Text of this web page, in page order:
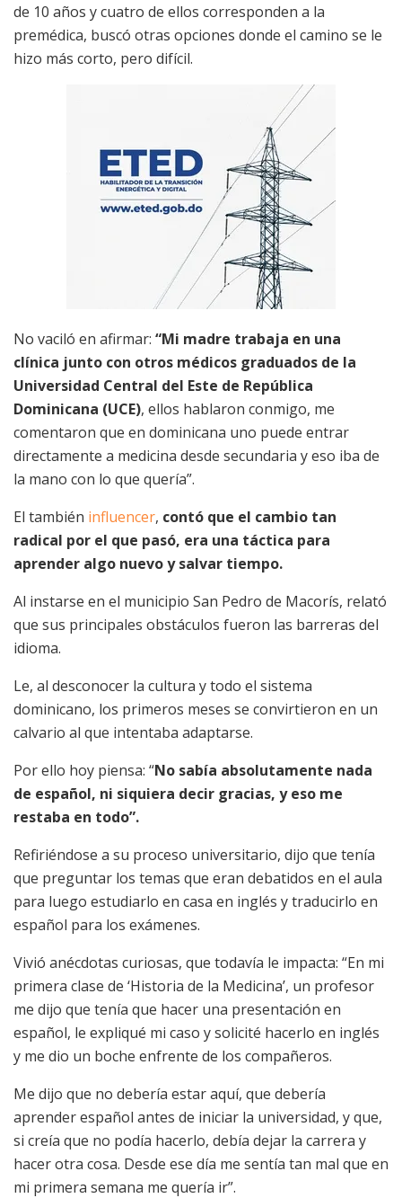
de 10 años y cuatro de ellos corresponden a la
premédica, buscó otras opciones donde el camino se le
hizo más corto, pero difícil.
No vaciló en afirmar: “Mi madre trabaja en una
clínica junto con otros médicos graduados de la
Universidad Central del Este de República
Dominicana (UCE), ellos hablaron conmigo, me
comentaron que en dominicana uno puede entrar
directamente a medicina desde secundaria y eso iba de
la mano con lo que quería”.
El también influencer, contó que el cambio tan
radical por el que pasó, era una táctica para
aprender algo nuevo y salvar tiempo.
Al instarse en el municipio San Pedro de Macorís, relató
que sus principales obstáculos fueron las barreras del
idioma.
Le, al desconocer la cultura y todo el sistema
dominicano, los primeros meses se convirtieron en un
calvario al que intentaba adaptarse.
Por ello hoy piensa: “No sabía absolutamente nada
de español, ni siquiera decir gracias, y eso me
restaba en todo”.
Refiriéndose a su proceso universitario, dijo que tenía
que preguntar los temas que eran debatidos en el aula
para luego estudiarlo en casa en inglés y traducirlo en
español para los exámenes.
Vivió anécdotas curiosas, que todavía le impacta: “En mi
primera clase de ‘Historia de la Medicina’, un profesor
me dijo que tenía que hacer una presentación en
español, le expliqué mi caso y solicité hacerlo en inglés
y me dio un boche enfrente de los compañeros.
Me dijo que no debería estar aquí, que debería
aprender español antes de iniciar la universidad, y que,
si creía que no podía hacerlo, debía dejar la carrera y
hacer otra cosa. Desde ese día me sentía tan mal que en
mi primera semana me quería ir”.